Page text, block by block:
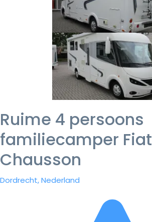
Ruime 4 persoons
familiecamper Fiat
Chausson
Dordrecht, Nederland